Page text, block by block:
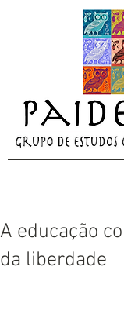
A educação
da liberdade